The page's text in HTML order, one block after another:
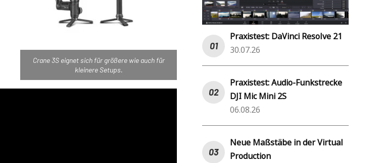
Crane 3S eignet sich für größere wie auch für
kleinere Setups.
Praxistest: DaVinci Resolve 21
30.07.26
Praxistest: Audio-Funkstrecke
DJI Mic Mini 2S
06.08.26
Neue Maßstäbe in der Virtual
Production